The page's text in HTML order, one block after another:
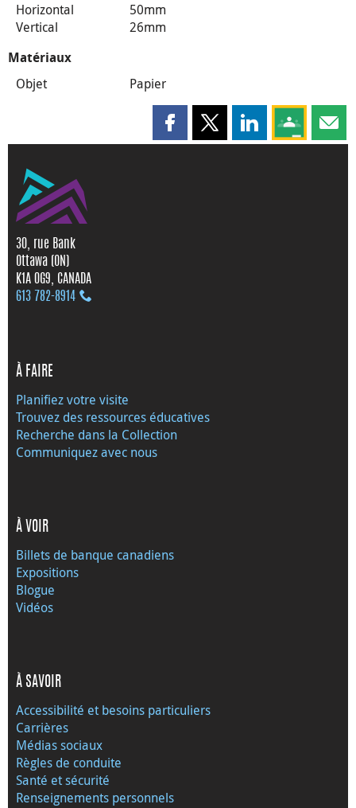
Horizontal
50mm
Vertical
26mm
Matériaux
Objet Papier
Partager cette page sur
Partager cette page sur X
Partager cette
Partagez
30, rue Bank
Ottawa (ON)
K1A 0G9, CANADA
613 782‑8914
À FAIRE
Planifiez votre visite
Trouvez des ressources éducatives
Recherche dans la Collection
Communiquez avec nous
À VOIR
Billets de banque canadiens
Expositions
Blogue
Vidéos
À SAVOIR
Accessibilité et besoins particuliers
Carrières
Médias sociaux
Règles de conduite
Santé et sécurité
Renseignements personnels